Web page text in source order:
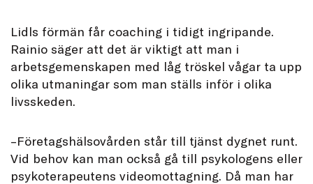
Lidls förmän får coaching i tidigt ingripande.
Rainio säger att det är viktigt att man i
arbetsgemenskapen med låg tröskel vågar ta upp
olika utmaningar som man ställs inför i olika
livsskeden.
–Företagshälsovården står till tjänst dygnet runt.
Vid behov kan man också gå till psykologens eller
psykoterapeutens videomottagning. Då man har